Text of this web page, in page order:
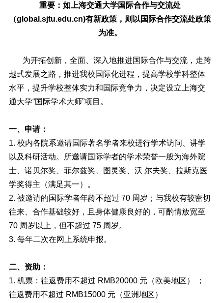
重要：如上海交通大学国际合作与交流处
（global.sjtu.edu.cn)有新政策，则以国际合作交流处政策
为准。
为开拓创新，全面、深入地推进国际合作与交流，走跨
越式发展之路，推进我校国际化进程，提高学校学科整体
水平，提升学校整体实力和国际竞争力，决定设立上海交
通大学“国际学术大师”项目。
一、申请：
1. 校内各院系邀请国际著名学者来校进行学术访问、讲学
以及科研活动。所邀请国际学者的学术荣誉一般为海外院
士、诺贝尔奖、菲尔兹奖、图灵奖、沃 尔夫奖、拉斯克医
学奖得主（满足其一）。
2. 被邀请的国际学者年龄不超过 70 周岁；与我校有较密切
往来、合作基础较好，且身体健康良好的，可酌情放宽至
70 周岁以上，但不超过 75 周岁。
3. 每年二次在网上系统申报。
二、资助：
1. 机票：往返费用不超过 RMB20000 元（欧美地区） ；
往返费用不超过 RMB15000 元（亚洲地区）